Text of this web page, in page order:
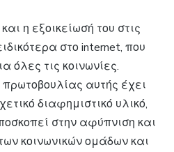
η εξοικείωσή του στις
στο internet, που
όλες τις κοινωνίες.
αυτής έχει
διαφημιστικό υλικό,
στην αφύπνιση και
κοινωνικών ομάδων και